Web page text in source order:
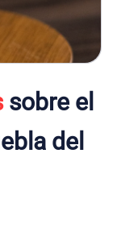
sobre el
del